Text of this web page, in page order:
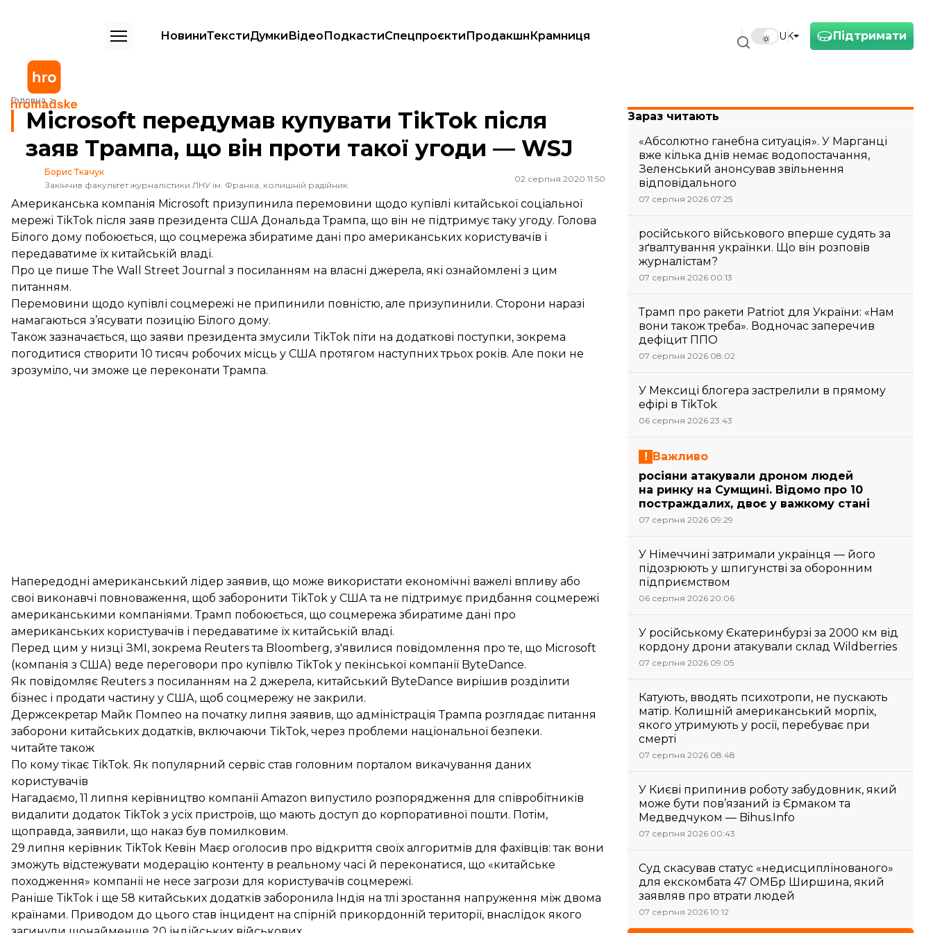
Підтримати
UK
НовиниТекстиДумкиВідеоПодкастиСпецпроєктиПродакшнКрамниця
Головна
Microsoft передумав купувати TikTok після заяв Трампа, що він проти такої угоди — WSJ
Microsoft передумав купувати TikTok після
заяв Трампа, що він проти такої угоди — WSJ
Борис Ткачук
Закінчив факультет журналістики ЛНУ ім. Франка, колишній радійник
02 серпня 2020 11:50
Американська компанія Microsoft призупинила перемовини щодо купівлі китайської соціальної
мережі TikTok після заяв президента США Дональда Трампа, що він не підтримує таку угоду. Голова
Білого дому побоюється, що соцмережа збиратиме дані про американських користувачів і
передаватиме їх китайській владі.
Про це пише The Wall Street Journal з посиланням на власні джерела, які ознайомлені з цим
питанням.
Перемовини щодо купівлі соцмережі не припинили повністю, але призупинили. Сторони наразі
намагаються з’ясувати позицію Білого дому.
Також зазначається, що заяви президента змусили TikTok піти на додаткові поступки, зокрема
погодитися створити 10 тисяч робочих місць у США протягом наступних трьох років. Але поки не
зрозуміло, чи зможе це переконати Трампа.
Напередодні американський лідер заявив, що може використати економічні важелі впливу або
свої виконавчі повноваження, щоб заборонити TikTok у США та не підтримує придбання соцмережі
американськими компаніями. Трамп побоюється, що соцмережа збиратиме дані про
американських користувачів і передаватиме їх китайській владі.
Перед цим у низці ЗМІ, зокрема Reutersта Bloomberg, з'явилися повідомлення про те, що Microsoft
(компанія з США) веде переговори про купівлю TikTok у пекінської компанії ByteDance.
Як повідомляє Reuters з посиланням на 2 джерела, китайський ByteDance вирішив розділити
бізнес і продати частину у США, щоб соцмережу не закрили.
Держсекретар Майк Помпео на початку липня заявив, що адміністрація Трампа розглядає питання
заборони китайських додатків, включаючи TikTok, через проблеми національної безпеки.
читайте також
По кому тікає TikTok. Як популярний сервіс став головним порталом викачування даних
користувачів
Нагадаємо, 11 липня керівництво компанії Amazon випустило розпорядження для співробітників
видалити додаток TikTok з усіх пристроїв, що мають доступ до корпоративної пошти. Потім,
щоправда, заявили, що наказ був помилковим.
29 липня керівник TikTok Кевін Маєр оголосив про відкриття своїх алгоритмів для фахівців: так вони
зможуть відстежувати модерацію контенту в реальному часі й переконатися, що «китайське
походження» компанії не несе загрози для користувачів соцмережі.
Раніше TikTok і ще 58 китайських додатків заборонила Індія на тлі зростання напруження між двома
країнами. Приводом до цього став інцидент на спірній прикордонній території, внаслідок якого
Зараз читають
«Абсолютно ганебна ситуація». У Марганці
вже кілька днів немає водопостачання,
Зеленський анонсував звільнення
відповідального
07 серпня 2026 07:25
російського військового вперше судять за
зґвалтування українки. Що він розповів
журналістам?
07 серпня 2026 00:13
Трамп про ракети Patriot для України: «Нам
вони також треба». Водночас заперечив
дефіцит ППО
07 серпня 2026 08:02
У Мексиці блогера застрелили в прямому
ефірі в TikTok
06 серпня 2026 23:43
Важливо
росіяни атакували дроном людей
на ринку на Сумщині. Відомо про 10
постраждалих, двоє у важкому стані
07 серпня 2026 09:29
У Німеччині затримали українця — його
підозрюють у шпигунстві за оборонним
підприємством
06 серпня 2026 20:06
У російському Єкатеринбурзі за 2000 км від
кордону дрони атакували склад Wildberries
07 серпня 2026 09:05
Катують, вводять психотропи, не пускають
матір. Колишній американський морпіх,
якого утримують у росії, перебуває при
смерті
07 серпня 2026 08:48
У Києві припинив роботу забудовник, який
може бути пов’язаний із Єрмаком та
Медведчуком — Bihus.Info
07 серпня 2026 00:43
Суд скасував статус «недисциплінованого»
для екскомбата 47 ОМБр Ширшина, який
заявляв про втрати людей
07 серпня 2026 10:12